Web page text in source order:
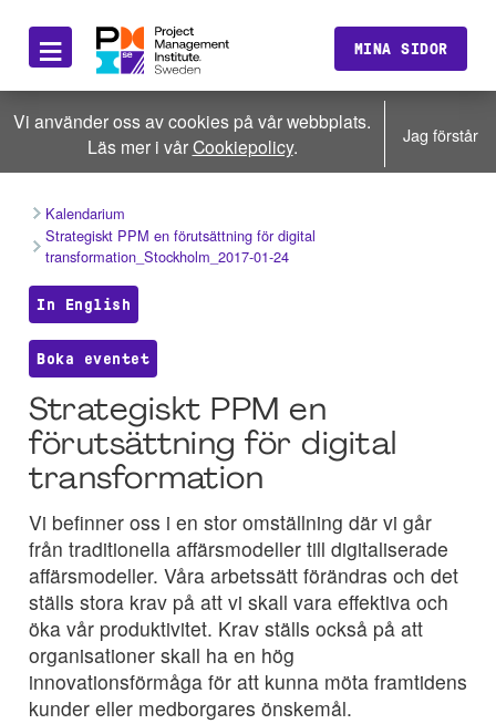
≡ MINA SIDOR
Vi använder oss av cookies på vår webbplats.
Läs mer i vårCookiepolicy. Jag förstår
Kalendarium
Strategiskt PPM en förutsättning för digital
transformation_Stockholm_2017-01-24
In English
Boka eventet
Strategiskt PPM en
förutsättning för digital
transformation
Vi befinner oss i en stor omställning där vi går
från traditionella affärsmodeller till digitaliserade
affärsmodeller. Våra arbetssätt förändras och det
ställs stora krav på att vi skall vara effektiva och
öka vår produktivitet. Krav ställs också på att
organisationer skall ha en hög
innovationsförmåga för att kunna möta framtidens
kunder eller medborgares önskemål.